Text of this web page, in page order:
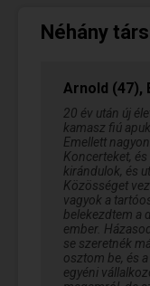
Néhány
Arnold (47),
20 év után új
kamasz fiú
Emellett
Koncerteket,
kirándulok, és
Közösséget
vagyok a
belekezdtem a
ember.
se szeretnék
osztom be, és
egyéni